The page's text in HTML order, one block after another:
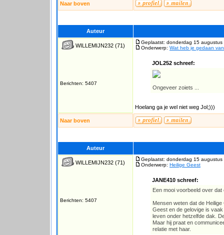
Naar boven
Auteur
WILLEMIJN232 (71)
Berichten: 5407
Geplaatst: donderdag 15
Onderwerp: Wat heb je gedaan
JOL252 schreef:
Ongeveer zoiets ...
Hoelang ga je wel niet weg Jol;)))
Naar boven
Auteur
WILLEMIJN232 (71)
Berichten: 5407
Geplaatst: donderdag 15
Onderwerp: Heilige Geest
JANE410 schreef:
Een mooi voorbeeld over
Mensen weten dat de
Geest en de gelovige is
leven onder hetzelfde dak.
Maar hij praat en
relatie met haar.